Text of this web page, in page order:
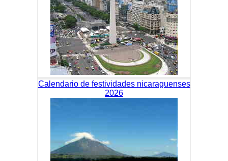
Calendario de festividades nicaraguenses
2026